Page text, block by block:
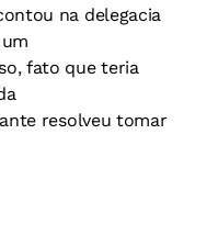
na delegacia
fato que teria
resolveu tomar